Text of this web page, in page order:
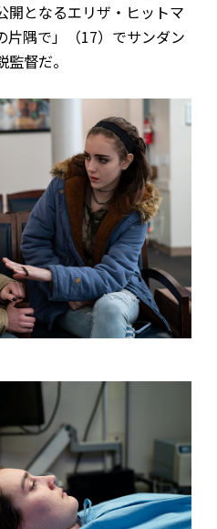
開となるエリザ・ヒットマ
片隅で」（17）でサンダン
督だ。